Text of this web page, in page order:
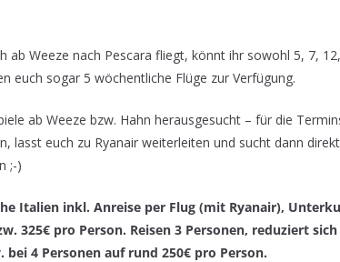
ab Weeze nach Pescara fliegt, könnt ihr sowohl 5, 7,
euch sogar 5 wöchentliche Flüge zur Verfügung.
ab Weeze bzw. Hahn herausgesucht – für die
lasst euch zu Ryanair weiterleiten und sucht dann
;-)
Italien inkl. Anreise per Flug (mit Ryanair),
325€ pro Person. Reisen 3 Personen, reduziert
bei 4 Personen auf rund 250€ pro Person.